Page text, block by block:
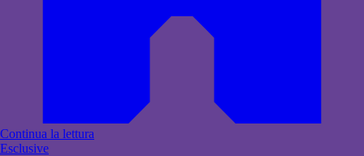
Continua la lettura
Esclusive